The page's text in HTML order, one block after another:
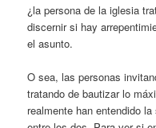
¿la persona de la iglesia
discernir si hay
el asunto.
O sea, las personas
tratando de bautizar lo
realmente han entendido